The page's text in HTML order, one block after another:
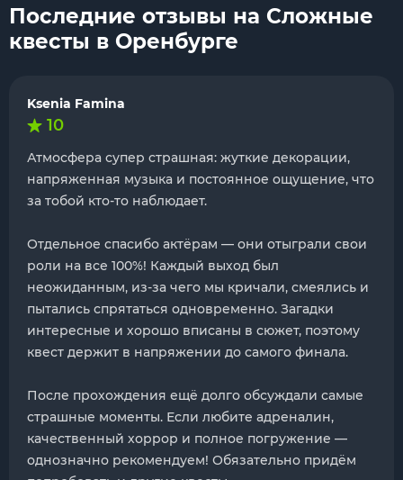
Последние отзывы на Сложные
квесты в Оренбурге
Ksenia Famina
10
Атмосфера супер страшная: жуткие декорации,
напряженная музыка и постоянное ощущение, что
за тобой кто-то наблюдает.
Отдельное спасибо актёрам — они отыграли свои
роли на все 100%! Каждый выход был
неожиданным, из-за чего мы кричали, смеялись и
пытались спрятаться одновременно. Загадки
интересные и хорошо вписаны в сюжет, поэтому
квест держит в напряжении до самого финала.
После прохождения ещё долго обсуждали самые
страшные моменты. Если любите адреналин,
качественный хоррор и полное погружение —
однозначно рекомендуем! Обязательно придём